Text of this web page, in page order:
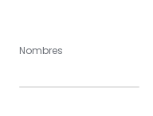
Nombres